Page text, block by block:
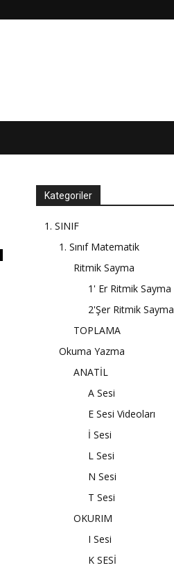
Kategoriler
1. SINIF
1. Sınıf Matematik
Ritmik Sayma
1' Er Ritmik Sayma
2'Şer Ritmik Sayma
TOPLAMA
Okuma Yazma
ANATİL
A Sesi
E Sesi Videoları
İ Sesi
L Sesi
N Sesi
T Sesi
OKURIM
I Sesi
K SESİ